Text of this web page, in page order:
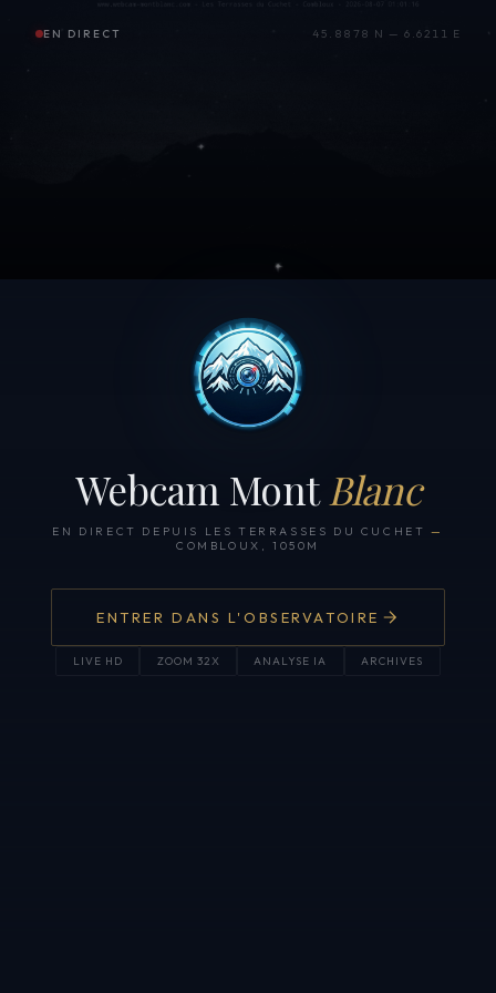
EN DIRECT 45.8878 N — 6.6211 E
Webcam Mont Blanc
EN DIRECT DEPUIS LES TERRASSES DU CUCHET —
COMBLOUX, 1050M
ENTRER DANS L'OBSERVATOIRE
LIVE HD ZOOM 32X ANALYSE IA ARCHIVES